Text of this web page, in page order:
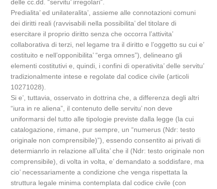
delle cc.dd. “servitu’ irregolari”.
Predialita’ ed unilateralita’, assieme alle connotazioni comuni
dei diritti reali (ravvisabili nella possibilita’ del titolare di
esercitare il proprio diritto senza che occorra l’attivita’
collaborativa di terzi, nel legame tra il diritto e l’oggetto su cui e’
costituito e nell’opponibilita’ “erga omnes”), delineano gli
elementi costitutivi e, quindi, i confini di operativita’ delle servitu’
tradizionalmente intese e regolate dal codice civile (articoli
10271028).
Si e’, tuttavia, osservato in dottrina che, a differenza degli altri
“iura in re aliena”, il contenuto delle servitu’ non deve
uniformarsi del tutto alle tipologie previste dalla legge (la cui
catalogazione, rimane, pur sempre, un “numerus (Ndr: testo
originale non comprensibile)”), essendo consentito ai privati di
determianrlo in relazione all’ulita’ che il (Ndr: testo originale non
comprensibile), di volta in volta, e’ demandato a soddisfare, ma
cio’ necessariamente a condizione che venga rispettata la
struttura legale minima contemplata dal codice civile (con